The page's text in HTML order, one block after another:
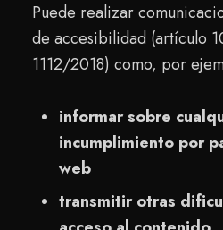
Puede realizar
de accesibilidad (artículo
1112/2018) como, por
informar sobre
incumplimiento por
web
transmitir otras